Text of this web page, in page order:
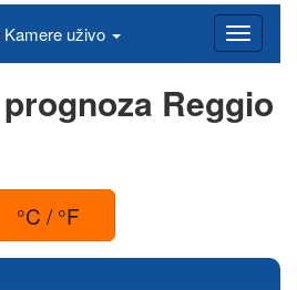
Kamere uživo
Reggio
°C / °F